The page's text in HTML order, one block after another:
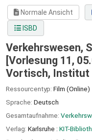
Normale Ansicht
ISBD
Verkehrswesen,
[Vorlesung 11,
Vortisch, Institut
Ressourcentyp: Film (Online)
Sprache: Deutsch
Gesamtaufnahme:
Verlag: Karlsruhe : KIT-